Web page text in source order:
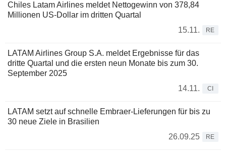
Chiles Latam Airlines meldet Nettogewinn von 378,84
Millionen US-Dollar im dritten Quartal
15.11.
RE
LATAM Airlines Group S.A. meldet Ergebnisse für das
dritte Quartal und die ersten neun Monate bis zum 30.
September 2025
14.11.
CI
LATAM setzt auf schnelle Embraer-Lieferungen für bis zu
30 neue Ziele in Brasilien
26.09.25
RE